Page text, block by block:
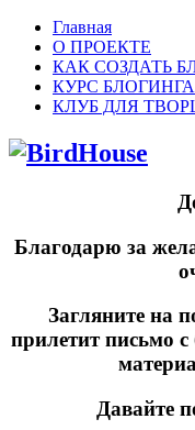
Главная
О ПРОЕКТЕ
КАК СОЗДАТЬ
КУРС БЛОГИНГА
КЛУБ ДЛЯ
Благодарю за
Загляните на
прилетит письмо
Давайте